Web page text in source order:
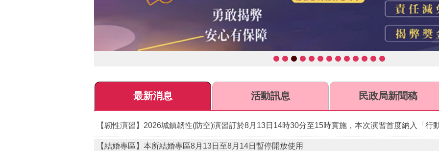
最新消息 活動訊息 民政局新聞稿
【結婚專區】本所結婚專區8月13日至8月14日暫停開放使用